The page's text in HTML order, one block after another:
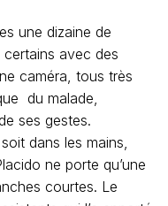
ce coton cache un
masse
et Placido lui
solennelle, de
marche de
petit
immobiles. La
n’a pas eu lieu.